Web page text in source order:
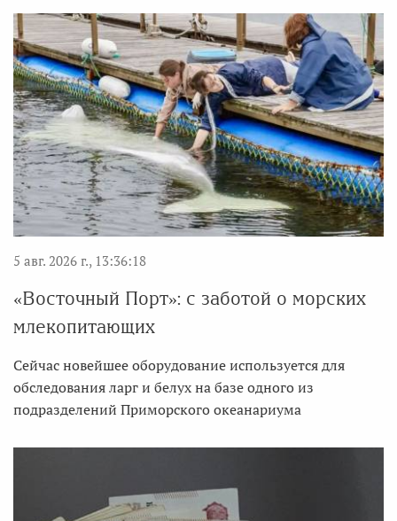
5 авг. 2026 г., 13:36:18
«Восточный Порт»: с заботой о морских
млекопитающих
Сейчас новейшее оборудование используется для
обследования ларг и белух на базе одного из
подразделений Приморского океанариума